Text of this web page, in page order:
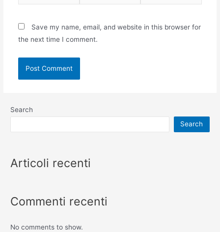
Save my name, email, and website in this browser for
the next time I comment.
Search
Search
Articoli recenti
Commenti recenti
No comments to show.